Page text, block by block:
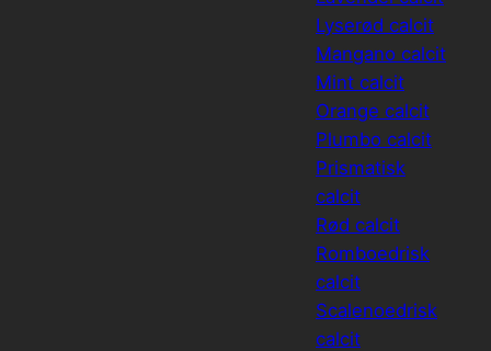
Lyserød calcit
Mangano calcit
Mint calcit
Orange calcit
Plumbo calcit
Prismatisk
calcit
Rød calcit
Romboedrisk
calcit
Scalenoedrisk
calcit